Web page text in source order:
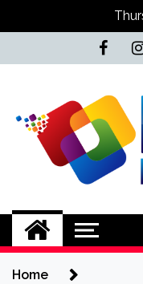
Jasa
Home